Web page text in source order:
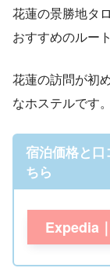
花蓮の景勝地タ
おすすめのルー
花蓮の訪問が初
なホステルです。
宿泊価格と口
ちら
Expedia